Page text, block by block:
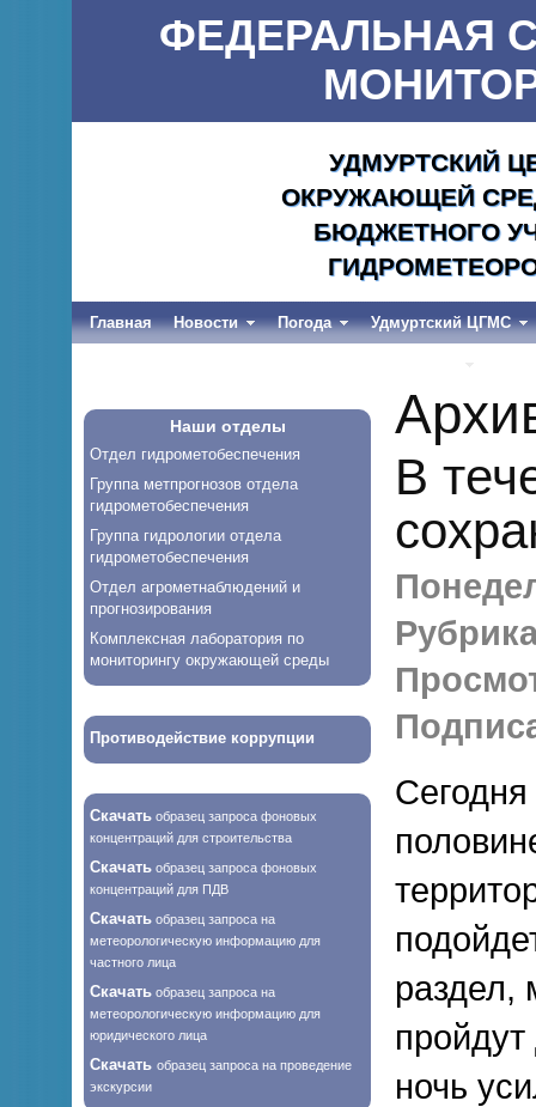
ФЕДЕРАЛЬНАЯ
УДМУРТСКИЙ
ОКРУЖАЮЩЕЙ
БЮДЖЕТНОГО
Главная Новости Погода Удмуртский ЦГМС
Наши отделы
Отдел гидрометобеспечения
Группа метпрогнозов отдела
гидрометобеспечения
Группа гидрологии отдела
гидрометобеспечения
Отдел агрометнаблюдений и
прогнозирования
Комплексная лаборатория по
мониторингу окружающей среды
Противодействие коррупции
Скачать образец запроса фоновых
концентраций для строительства
Скачать образец запроса фоновых
концентраций для ПДВ
Скачать образец запроса на
метеорологическую информацию для
частного лица
Скачать образец запроса на
метеорологическую информацию для
юридического лица
Скачать образец запроса на проведение
экскурсии
В
Сегодня
раздел,
ночь